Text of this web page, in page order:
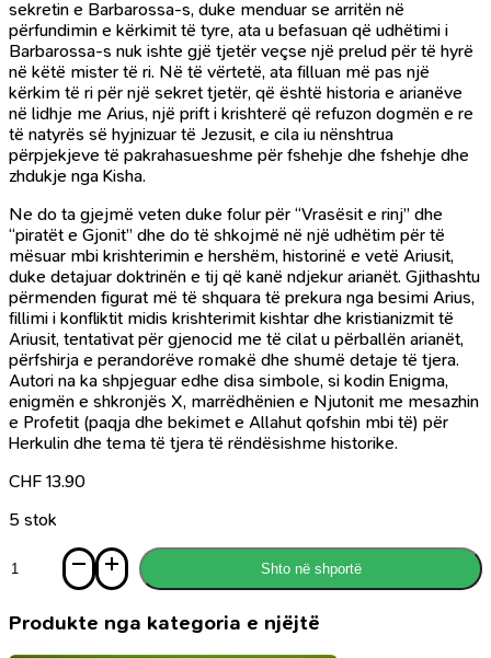
sekretin e Barbarossa-s, duke menduar se arritën në
përfundimin e kërkimit të tyre, ata u befasuan që udhëtimi i
Barbarossa-s nuk ishte gjë tjetër veçse një prelud për të hyrë
në këtë mister të ri. Në të vërtetë, ata filluan më pas një
kërkim të ri për një sekret tjetër, që është historia e arianëve
në lidhje me Arius, një prift i krishterë që refuzon dogmën e re
të natyrës së hyjnizuar të Jezusit, e cila iu nënshtrua
përpjekjeve të pakrahasueshme për fshehje dhe fshehje dhe
zhdukje nga Kisha.
Ne do ta gjejmë veten duke folur për “Vrasësit e rinj” dhe
“piratët e Gjonit” dhe do të shkojmë në një udhëtim për të
mësuar mbi krishterimin e hershëm, historinë e vetë Ariusit,
duke detajuar doktrinën e tij që kanë ndjekur arianët. Gjithashtu
përmenden figurat më të shquara të prekura nga besimi Arius,
fillimi i konfliktit midis krishterimit kishtar dhe kristianizmit të
Ariusit, tentativat për gjenocid me të cilat u përballën arianët,
përfshirja e perandorëve romakë dhe shumë detaje të tjera.
Autori na ka shpjeguar edhe disa simbole, si kodin Enigma,
enigmën e shkronjës X, marrëdhënien e Njutonit me mesazhin
e Profetit (paqja dhe bekimet e Allahut qofshin mbi të) për
Herkulin dhe tema të tjera të rëndësishme historike.
CHF 13.90
5 stok
101
Barbarosa
Shto në shportë
Produkte nga kategoria e njëjtë